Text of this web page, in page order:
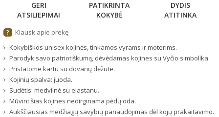
GERI
ATSILIEPIMAI
PATIKRINTA
KOKYBĖ
DYDIS
ATITINKA
?
Klausk apie prekę
Kokybiškos unisex kojinės, tinkamos vyrams ir moterims.
Parodyk savo patriotiškumą, dėvėdamas kojines su Vyčio simbolika.
Pristatome kartu su dovanų dėžute.
Kojinių spalva: juoda.
Sudėtis: medvilnė su elastanu.
Mūvint šias kojines nedirginama pėdų oda.
Aukščiausias medžiagų savybių panaudojimas dėl kojų prakaitavimo.